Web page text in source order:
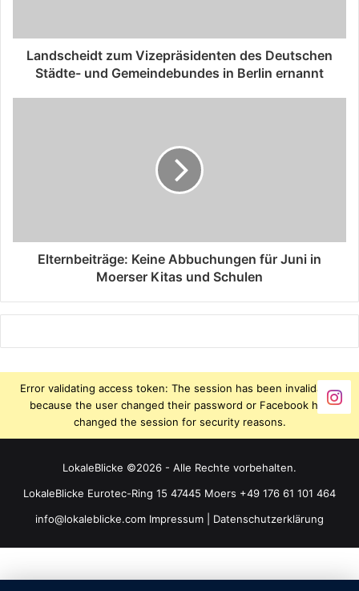
Landscheidt zum Vizepräsidenten des Deutschen
Städte- und Gemeindebundes in Berlin ernannt
Elternbeiträge: Keine Abbuchungen für Juni in
Moerser Kitas und Schulen
Error validating access token: The session has been invalidated
because the user changed their password or Facebook has
changed the session for security reasons.
LokaleBlicke ©2026 - Alle Rechte vorbehalten.
LokaleBlicke Eurotec-Ring 15 47445 Moers +49 176 61 101 464
info@lokaleblicke.com Impressum Datenschutzerklärung